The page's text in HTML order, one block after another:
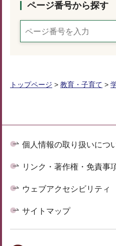
ページ番号から探す
トップページ > 教育・子育て >
個人情報の取り扱いにつ
リンク・著作権・免責事
ウェブアクセシビリティ
サイトマップ